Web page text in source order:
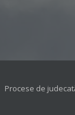
Procese de